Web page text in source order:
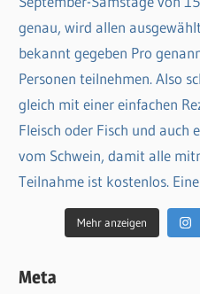
Mehr anzeigen
Meta